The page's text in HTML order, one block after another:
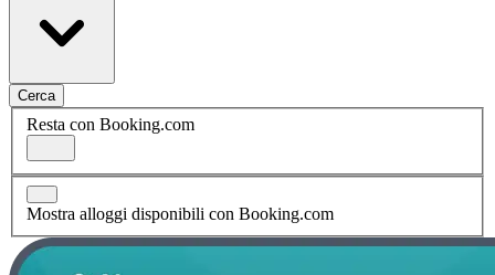
Cerca
Resta con Booking.com
Mostra alloggi disponibili con Booking.com